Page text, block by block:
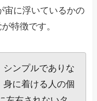
宙に浮いているかの
特徴です。
シンプルでありな
身に着ける人の個